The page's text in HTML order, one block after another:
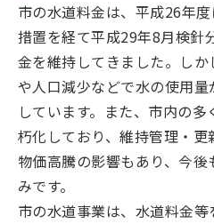
市の水道料金は、平成26年
措置を経て平成29年8月検針
金を維持してきました。し
や人口減少などで水の使用
しています。また、市内の
朽化しており、維持管理・更
物価高騰の影響もあり、今
みです。
市の水道事業は、水道料金